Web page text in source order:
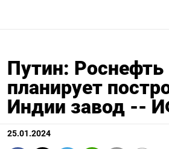
Путин: Роснефть
планирует
Индии завод --
25.01.2024